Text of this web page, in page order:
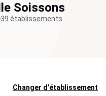
Soissons
39 établissements
Changer d'établissement